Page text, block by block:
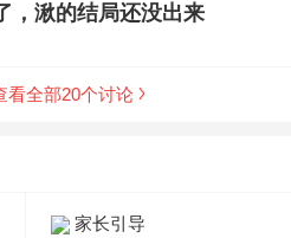
，湫的结局还没出来
看全部20个讨论
家长引导